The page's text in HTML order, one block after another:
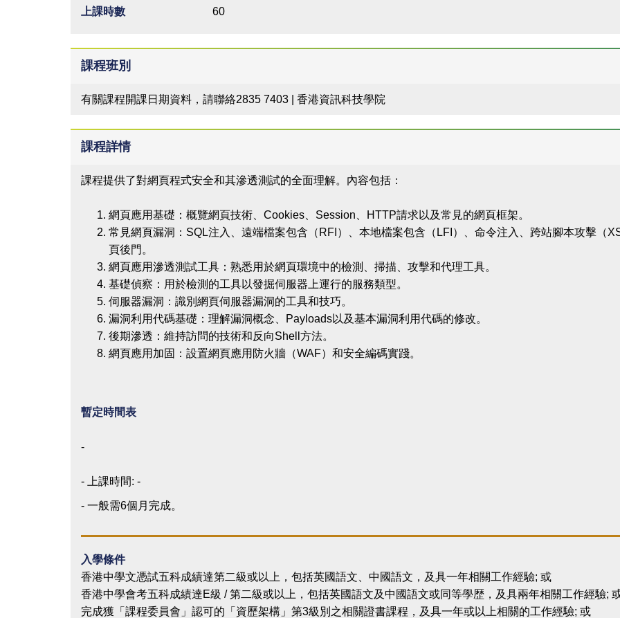
上課時數 60
課程班別
有關課程開課日期資料，請聯絡2835 7403 | 香港資訊科技學院
課程詳情
課程提供了對網頁程式安全和其滲透測試的全面理解。內容包括：
網頁應用基礎：概覽網頁技術、Cookies、Session、HTTP請求以及常見的網頁框架。
常見網頁漏洞：SQL注入、遠端檔案包含（RFI）、本地檔案包含（LFI）、命令注入、跨站腳本攻擊（
頁後門。
網頁應用滲透測試工具：熟悉用於網頁環境中的檢測、掃描、攻擊和代理工具。
基礎偵察：用於檢測的工具以發掘伺服器上運行的服務類型。
伺服器漏洞：識別網頁伺服器漏洞的工具和技巧。
漏洞利用代碼基礎：理解漏洞概念、Payloads以及基本漏洞利用代碼的修改。
後期滲透：維持訪問的技術和反向Shell方法。
網頁應用加固：設置網頁應用防火牆（WAF）和安全編碼實踐。
暫定時間表
-
- 上課時間: -
- 一般需6個月完成。
入學條件
香港中學文憑試五科成績達第二級或以上，包括英國語文、中國語文，及具一年相關工作經驗; 或
香港中學會考五科成績達E級 / 第二級或以上，包括英國語文及中國語文或同等學歴，及具兩年相關工作經驗;
完成獲「課程委員會」認可的「資歷架構」第3級別之相關證書課程，及具一年或以上相關的工作經驗; 或